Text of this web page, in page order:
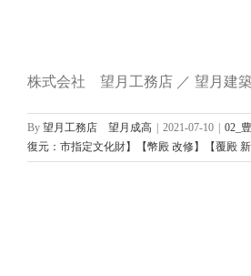
株式会社 望月工務店 ／ 望月建
By 望月工務店 望月成高 2021-07-10
02_
復元：市指定文化財】【幣殿 改修】【覆殿 新